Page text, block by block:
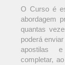
O Curso é
abordagem
quantas
poderá
apostilas
completar,